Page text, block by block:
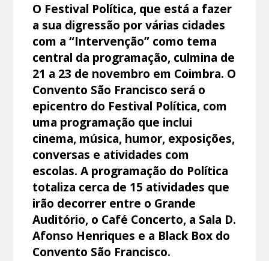
O Festival Política, que está a fazer
a sua digressão por várias cidades
com a “Intervenção” como tema
central da programação, culmina de
21 a 23 de novembro em Coimbra. O
Convento São Francisco será o
epicentro do Festival Política, com
uma programação que inclui
cinema, música, humor, exposições,
conversas e atividades com
escolas. A programação do Política
totaliza cerca de 15 atividades que
irão decorrer entre o Grande
Auditório, o Café Concerto, a Sala D.
Afonso Henriques e a Black Box do
Convento São Francisco.